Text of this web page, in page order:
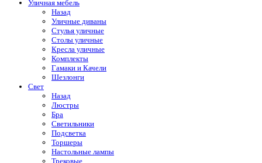
Уличная мебель
Назад
Уличные диваны
Стулья уличные
Столы уличные
Кресла уличные
Комплекты
Гамаки и Качели
Шезлонги
Свет
Назад
Люстры
Бра
Светильники
Подсветка
Торшеры
Настольные лампы
Трековые